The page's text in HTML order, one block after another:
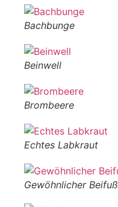
Bachbunge
Beinwell
Brombeere
Echtes Labkraut
Gewöhnlicher Beifuß